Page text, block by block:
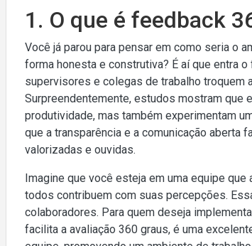
1. O que é feedback
Você já parou para pensar em como seria o
forma honesta e construtiva? É aí que entra
supervisores e colegas de trabalho troquem
Surpreendentemente, estudos mostram que
produtividade, mas também experimentam
que a transparência e a comunicação aberta
valorizadas e ouvidas.
Imagine que você esteja em uma equipe
todos contribuem com suas percepções.
colaboradores. Para quem deseja
facilita a avaliação 360 graus, é uma